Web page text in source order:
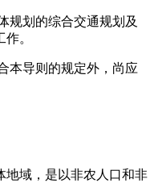
规划的综合交通规划及
。
本导则的规定外，尚应
地域，是以非农人口和非